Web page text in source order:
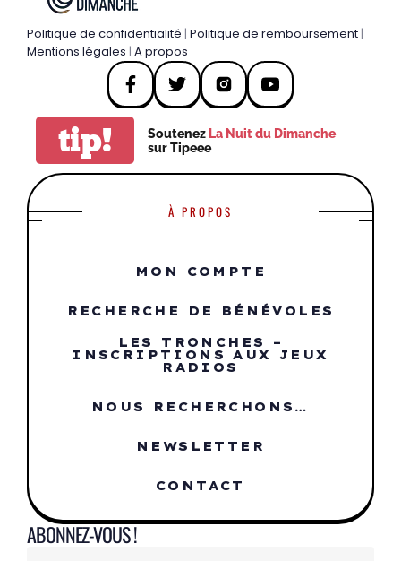
Politique de confidentialité | Politique de remboursement|
Mentions légales | A propos
tip! Soutenez La Nuit du Dimanche
sur Tipeee
À PROPOS
MON COMPTE
RECHERCHE DE BÉNÉVOLES
LES TRONCHES –
INSCRIPTIONS AUX JEUX
RADIOS
NOUS RECHERCHONS…
NEWSLETTER
CONTACT
ABONNEZ-VOUS !